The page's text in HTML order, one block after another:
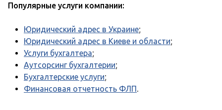
Популярные услуги компании:
Юридический адрес в Украине;
Юридический адрес в Киеве и области;
Услуги бухгалтера;
Аутсорсинг бухгалтерии;
Бухгалтерские услуги;
Финансовая отчетность ФЛП .